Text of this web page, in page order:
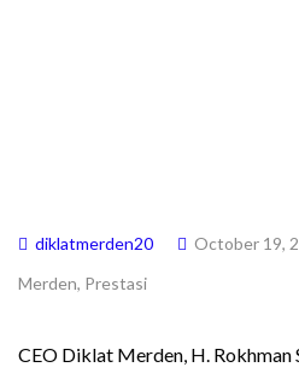
diklatmerden20 October 19,
Merden, Prestasi
CEO Diklat Merden, H. Rokhman